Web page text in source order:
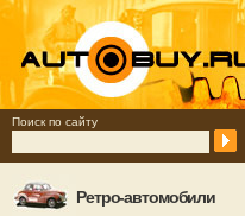
Поиск по сайту
Ретро-автомобили